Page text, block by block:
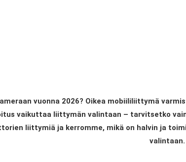
vuonna 2026? Oikea mobiililiittymä
vaikuttaa liittymän valintaan – tarvitsetko
liittymiä ja kerromme, mikä on halvin ja
valintaan.